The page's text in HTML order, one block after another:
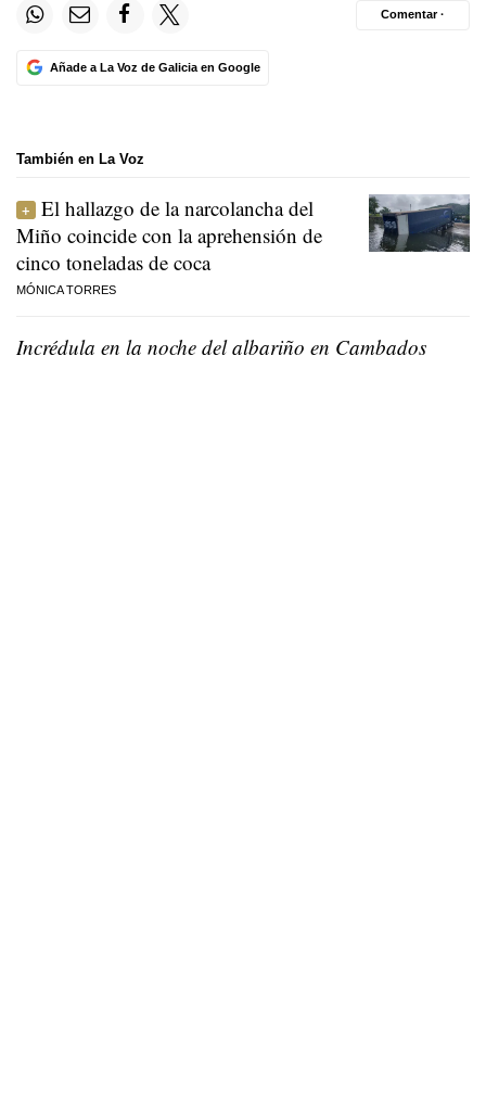
Añade a La Voz de Galicia en Google
Comentar ·
También en La Voz
El hallazgo de la narcolancha del
Miño coincide con la aprehensión de
cinco toneladas de coca
MÓNICA TORRES
Incrédula en la noche del albariño en Cambados